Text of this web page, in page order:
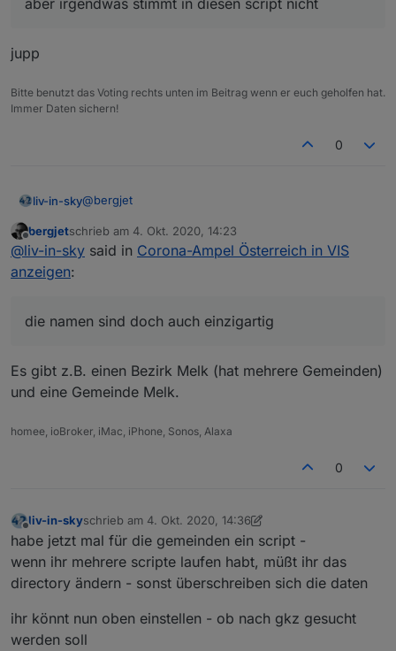
aber irgendwas stimmt in diesen script nicht
jupp
Bitte benutzt das Voting rechts unten im Beitrag wenn er euch geholfen hat.
Immer Daten sichern!
0
liv-in-sky@bergjet
es gibt in beiden quellen (hatte ich nicht gesehen,
dass unterschiedlicht) die selben inhalte - es wird
        "Warnstufe": "2"
oder kann das doppelt sein?
Offline
bergjetschrieb am 4. Okt. 2020, 14:23
zuletzt editiert von
@liv-in-sky said in Corona-Ampel Österreich in VIS
anzeigen:
die namen sind doch auch einzigartig
Es gibt z.B. einen Bezirk Melk (hat mehrere Gemeinden)
und eine Gemeinde Melk.
homee, ioBroker, iMac, iPhone, Sonos, Alaxa
0
Offline
liv-in-skyschrieb am 4. Okt. 2020, 14:36
zuletzt editiert von liv-in-sky10. Apr. 2020, 16:59
habe jetzt mal für die gemeinden ein script -
wenn ihr mehrere scripte laufen habt, müßt ihr das
directory ändern - sonst überschreiben sich die daten
ihr könnt nun oben einstellen - ob nach gkz gesucht
werden soll